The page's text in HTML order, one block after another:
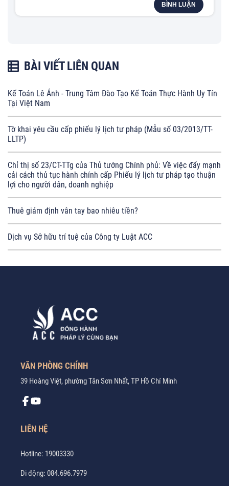
BÌNH LUẬN
BÀI VIẾT LIÊN QUAN
Kế Toán Lê Ánh - Trung Tâm Đào Tạo Kế Toán Thực Hành Uy Tín
Tại Việt Nam
Tờ khai yêu cầu cấp phiếu lý lịch tư pháp (Mẫu số 03/2013/TT-
LLTP)
Chỉ thị số 23/CT-TTg của Thủ tướng Chính phủ: Về việc đẩy mạnh
cải cách thủ tục hành chính cấp Phiếu lý lịch tư pháp tạo thuận
lợi cho người dân, doanh nghiệp
Thuê giám định vân tay bao nhiêu tiền?
Dịch vụ Sở hữu trí tuệ của Công ty Luật ACC
VĂN PHÒNG CHÍNH
39 Hoàng Việt, phường Tân Sơn Nhất, TP Hồ Chí Minh
LIÊN HỆ
Hotline: 19003330
Di động: 084.696.7979